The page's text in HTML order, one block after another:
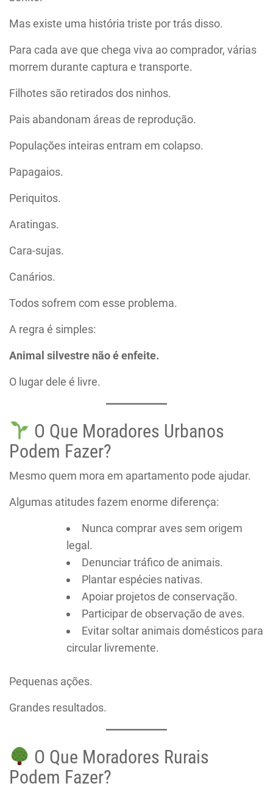
Mas existe uma história triste por trás disso.
Para cada ave que chega viva ao comprador, várias
morrem durante captura e transporte.
Filhotes são retirados dos ninhos.
Pais abandonam áreas de reprodução.
Populações inteiras entram em colapso.
Papagaios.
Periquitos.
Aratingas.
Cara-sujas.
Canários.
Todos sofrem com esse problema.
A regra é simples:
Animal silvestre não é enfeite.
O lugar dele é livre.
O Que Moradores Urbanos
Podem Fazer?
Mesmo quem mora em apartamento pode ajudar.
Algumas atitudes fazem enorme diferença:
Nunca comprar aves sem origem
legal.
Denunciar tráfico de animais.
Plantar espécies nativas.
Apoiar projetos de conservação.
Participar de observação de aves.
Evitar soltar animais domésticos para
circular livremente.
Pequenas ações.
Grandes resultados.
O Que Moradores Rurais
Podem Fazer?